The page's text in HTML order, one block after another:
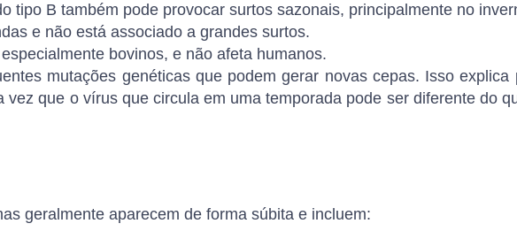
tipo B também pode provocar surtos sazonais, principalmente no
e não está associado a grandes surtos.
bovinos, e não afeta humanos.
mutações genéticasque podem gerar novas cepas. Isso explica
que o vírus que circula em uma temporada pode ser diferente do
geralmente aparecem de forma súbita e incluem: